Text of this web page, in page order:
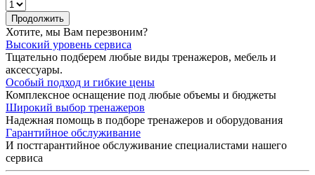
Продолжить
Хотите, мы Вам перезвоним?
Высокий уровень сервиса
Тщательно подберем любые виды тренажеров, мебель и
аксессуары.
Особый подход и гибкие цены
Комплексное оснащение под любые объемы и бюджеты
Широкий выбор тренажеров
Надежная помощь в подборе тренажеров и оборудования
Гарантийное обслуживание
И постгарантийное обслуживание специалистами нашего
сервиса